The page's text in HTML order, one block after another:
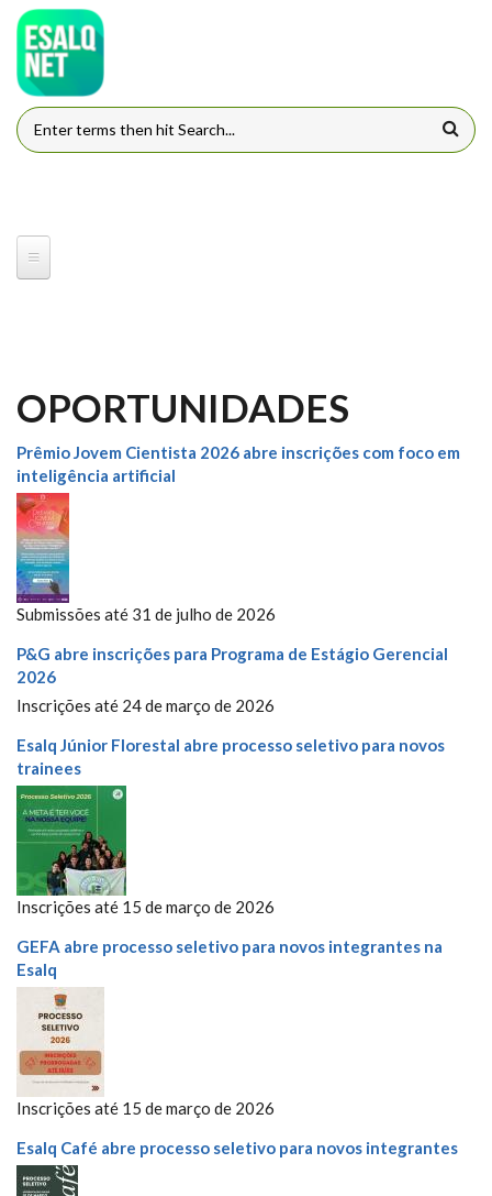
Pular para o conteúdo principal
FORMULÁRIO DE BUSCA
OPORTUNIDADES
Prêmio Jovem Cientista 2026 abre inscrições com foco em
inteligência artificial
Submissões até 31 de julho de 2026
P&G abre inscrições para Programa de Estágio Gerencial
2026
Inscrições até 24 de março de 2026
Esalq Júnior Florestal abre processo seletivo para novos
trainees
Inscrições até 15 de março de 2026
GEFA abre processo seletivo para novos integrantes na
Esalq
Inscrições até 15 de março de 2026
Esalq Café abre processo seletivo para novos integrantes